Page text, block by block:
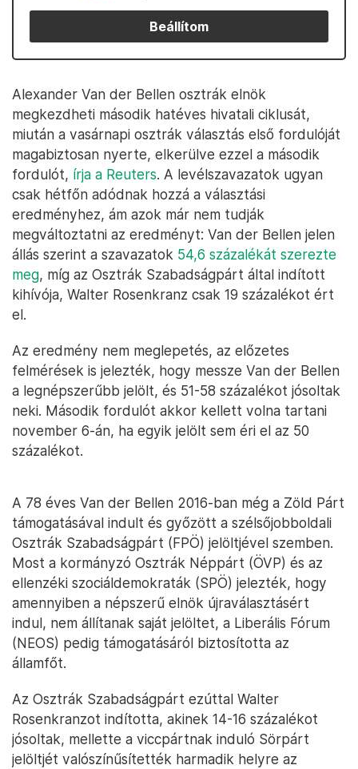
Beállítom
Alexander Van der Bellen osztrák elnök
megkezdheti második hatéves hivatali ciklusát,
miután a vasárnapi osztrák választás első fordulóját
magabiztosan nyerte, elkerülve ezzel a második
fordulót, írja a Reuters. A levélszavazatok ugyan
csak hétfőn adódnak hozzá a választási
eredményhez, ám azok már nem tudják
megváltoztatni az eredményt: Van der Bellen jelen
állás szerint a szavazatok 54,6 százalékát szerezte
meg, míg az Osztrák Szabadságpárt által indított
kihívója, Walter Rosenkranz csak 19 százalékot ért
el.
Az eredmény nem meglepetés, az előzetes
felmérések is jelezték, hogy messze Van der Bellen
a legnépszerűbb jelölt, és 51-58 százalékot jósoltak
neki. Második fordulót akkor kellett volna tartani
november 6-án, ha egyik jelölt sem éri el az 50
százalékot.
A 78 éves Van der Bellen 2016-ban még a Zöld Párt
támogatásával indult és győzött a szélsőjobboldali
Osztrák Szabadságpárt (FPÖ) jelöltjével szemben.
Most a kormányzó Osztrák Néppárt (ÖVP) és az
ellenzéki szociáldemokraták (SPÖ) jelezték, hogy
amennyiben a népszerű elnök újraválasztásért
indul, nem állítanak saját jelöltet, a Liberális Fórum
(NEOS) pedig támogatásáról biztosította az
államfőt.
Az Osztrák Szabadságpárt ezúttal Walter
Rosenkranzot indította, akinek 14-16 százalékot
jósoltak, mellette a viccpártnak induló Sörpárt
jelöltjét valószínűsítették harmadik helyre az